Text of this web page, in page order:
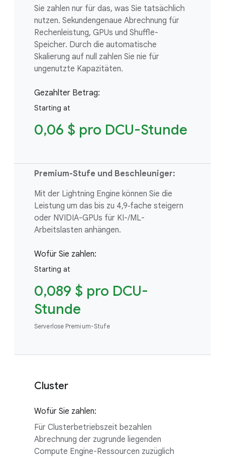
Sie zahlen nur für das, was Sie tatsächlich
nutzen. Sekundengenaue Abrechnung für
Rechenleistung, GPUs und Shuffle-
Speicher. Durch die automatische
Skalierung auf null zahlen Sie nie für
ungenutzte Kapazitäten.
Gezahlter Betrag:
Starting at
0,06 $ pro DCU-Stunde
Premium-Stufe und Beschleuniger:
Mit der Lightning Engine können Sie die
Leistung um das bis zu 4,9‑fache steigern
oder NVIDIA-GPUs für KI-/ML-
Arbeitslasten anhängen.
Wofür Sie zahlen:
Starting at
0,089 $ pro DCU-
Stunde
Serverlose Premium-Stufe
Cluster
Wofür Sie zahlen:
Für Clusterbetriebszeit bezahlen
Abrechnung der zugrunde liegenden
Compute Engine-Ressourcen zuzüglich